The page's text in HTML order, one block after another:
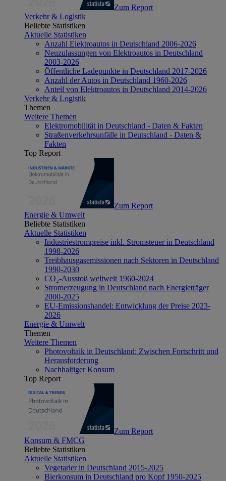
Zum Report
Verkehr & Logistik
Beliebte Statistiken
Aktuelle Statistiken
Anzahl Elektroautos in Deutschland 2006-2026
Neuzulassungen von Elektroautos in Deutschland
2003-2026
Öffentliche Ladepunkte in Deutschland 2017-2026
Anzahl der Autos in Deutschland 1960-2026
Anteil von Elektroautos in Deutschland 2014-2026
Verkehr & Logistik
Themen
Weitere Themen
Elektromobilität in Deutschland - Daten & Fakten
Straßenverkehrsunfälle in Deutschland - Daten &
Fakten
Top Report
Zum Report
Energie & Umwelt
Beliebte Statistiken
Aktuelle Statistiken
Industriestrompreise inkl. Stromsteuer in Deutschland
1998-2026
Treibhausgasemissionen nach Sektoren in Deutschland
1990-2030
CO₂-Ausstoß weltweit 1960-2024
Stromerzeugung in Deutschland nach Energieträger
2000-2025
EU-Emissionshandel: Entwicklung der Preise 2023-
2026
Energie & Umwelt
Themen
Weitere Themen
Photovoltaik in Deutschland: Zwischen Fortschritt und
Herausforderung
Nachhaltiger Konsum
Top Report
Zum Report
Konsum & FMCG
Beliebte Statistiken
Aktuelle Statistiken
Vegetarier in Deutschland 2015-2025
Bierkonsum in Deutschland pro Kopf 1950-2025